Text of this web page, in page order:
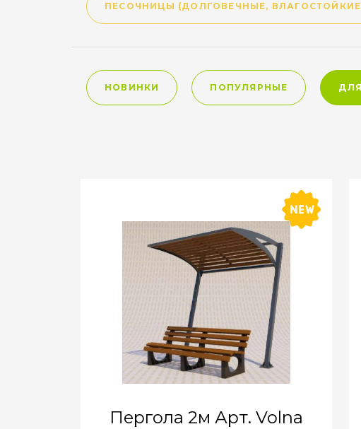
ПЕСОЧНИЦЫ (ДОЛГОВЕЧНЫЕ,
НОВИНКИ ПОПУЛЯРНЫЕ
Пергола 2м Арт. Volna